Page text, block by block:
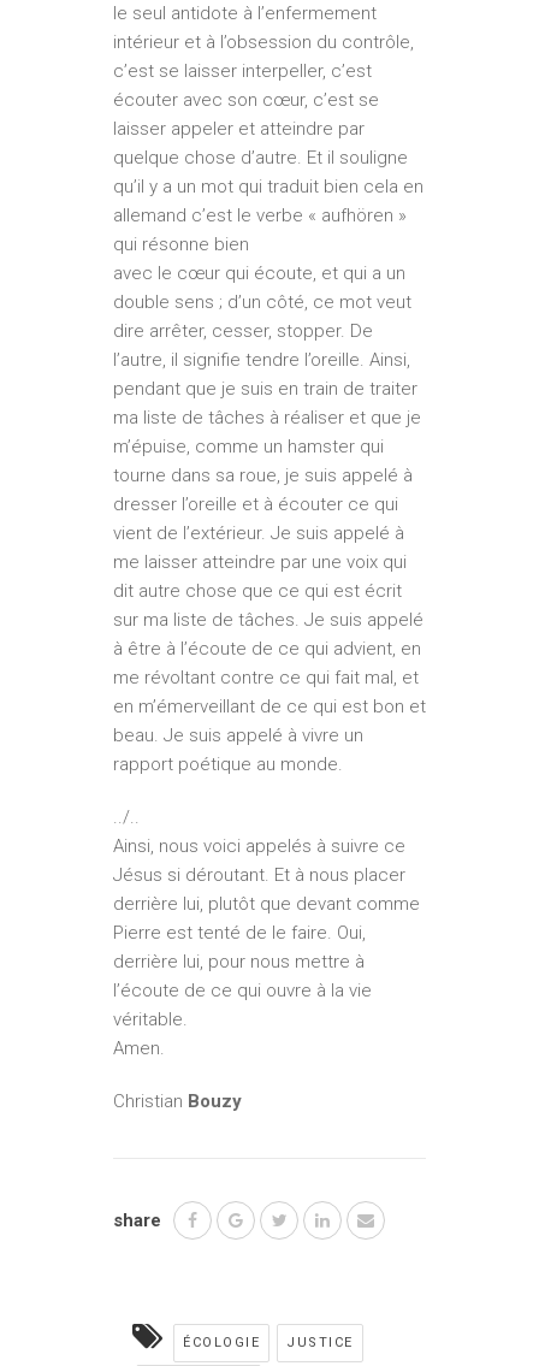
le seul antidote à l’enfermement
intérieur et à l’obsession du contrôle,
c’est se laisser interpeller, c’est
écouter avec son cœur, c’est se
laisser appeler et atteindre par
quelque chose d’autre. Et il souligne
qu’il y a un mot qui traduit bien cela en
allemand c’est le verbe « aufhören »
qui résonne bien
avec le cœur qui écoute, et qui a un
double sens ; d’un côté, ce mot veut
dire arrêter, cesser, stopper. De
l’autre, il signifie tendre l’oreille. Ainsi,
pendant que je suis en train de traiter
ma liste de tâches à réaliser et que je
m’épuise, comme un hamster qui
tourne dans sa roue, je suis appelé à
dresser l’oreille et à écouter ce qui
vient de l’extérieur. Je suis appelé à
me laisser atteindre par une voix qui
dit autre chose que ce qui est écrit
sur ma liste de tâches. Je suis appelé
à être à l’écoute de ce qui advient, en
me révoltant contre ce qui fait mal, et
en m’émerveillant de ce qui est bon et
beau. Je suis appelé à vivre un
rapport poétique au monde.
../..
Ainsi, nous voici appelés à suivre ce
Jésus si déroutant. Et à nous placer
derrière lui, plutôt que devant comme
Pierre est tenté de le faire. Oui,
derrière lui, pour nous mettre à
l’écoute de ce qui ouvre à la vie
véritable.
Amen.
Christian Bouzy
share
ÉCOLOGIE JUSTICE